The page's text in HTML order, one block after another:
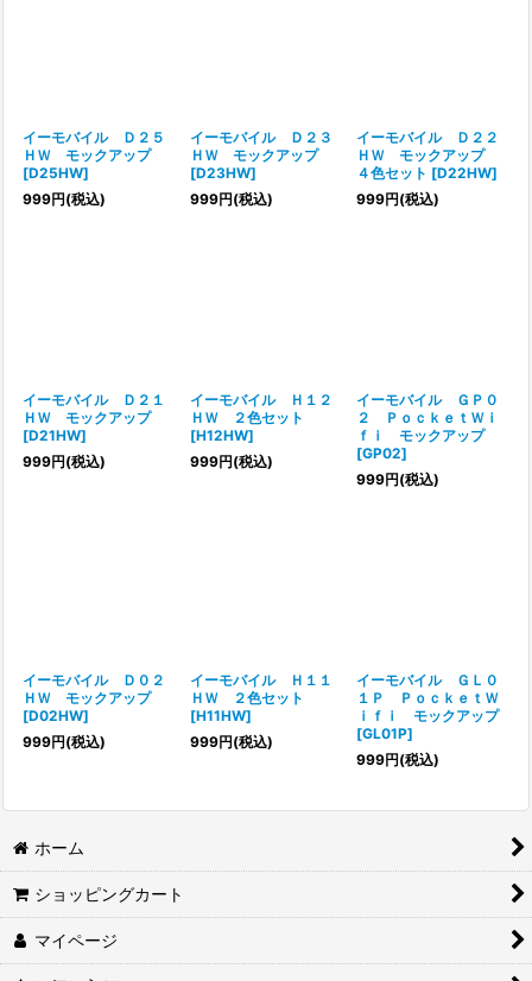
イーモバイル Ｄ２５
ＨＷ モックアップ
[D25HW]
999円(税込)
イーモバイル Ｄ２３
ＨＷ モックアップ
[D23HW]
999円(税込)
イーモバイル Ｄ２２
ＨＷ モックアップ
４色セット [D22HW]
999円(税込)
イーモバイル Ｄ２１
ＨＷ モックアップ
[D21HW]
999円(税込)
イーモバイル Ｈ１２
ＨＷ ２色セット
[H12HW]
999円(税込)
イーモバイル ＧＰ０
２ ＰｏｃｋｅｔＷｉ
ｆｉ モックアップ
[GP02]
999円(税込)
イーモバイル Ｄ０２
ＨＷ モックアップ
[D02HW]
999円(税込)
イーモバイル Ｈ１１
ＨＷ ２色セット
[H11HW]
999円(税込)
イーモバイル ＧＬ０
１Ｐ ＰｏｃｋｅｔＷ
ｉｆｉ モックアップ
[GL01P]
999円(税込)
ホーム
ショッピングカート
マイページ